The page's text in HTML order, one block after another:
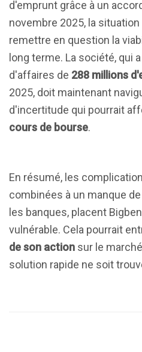
d'emprunt grâce à un
novembre 2025, la
remettre en question la
long terme. La société, qui
d'affaires de 288 millions
2025, doit maintenant
d'incertitude qui pourrait
cours de bourse.
En résumé, les
combinées à un manque
les banques, placent
vulnérable. Cela pourrait
de son action sur le
solution rapide ne soit